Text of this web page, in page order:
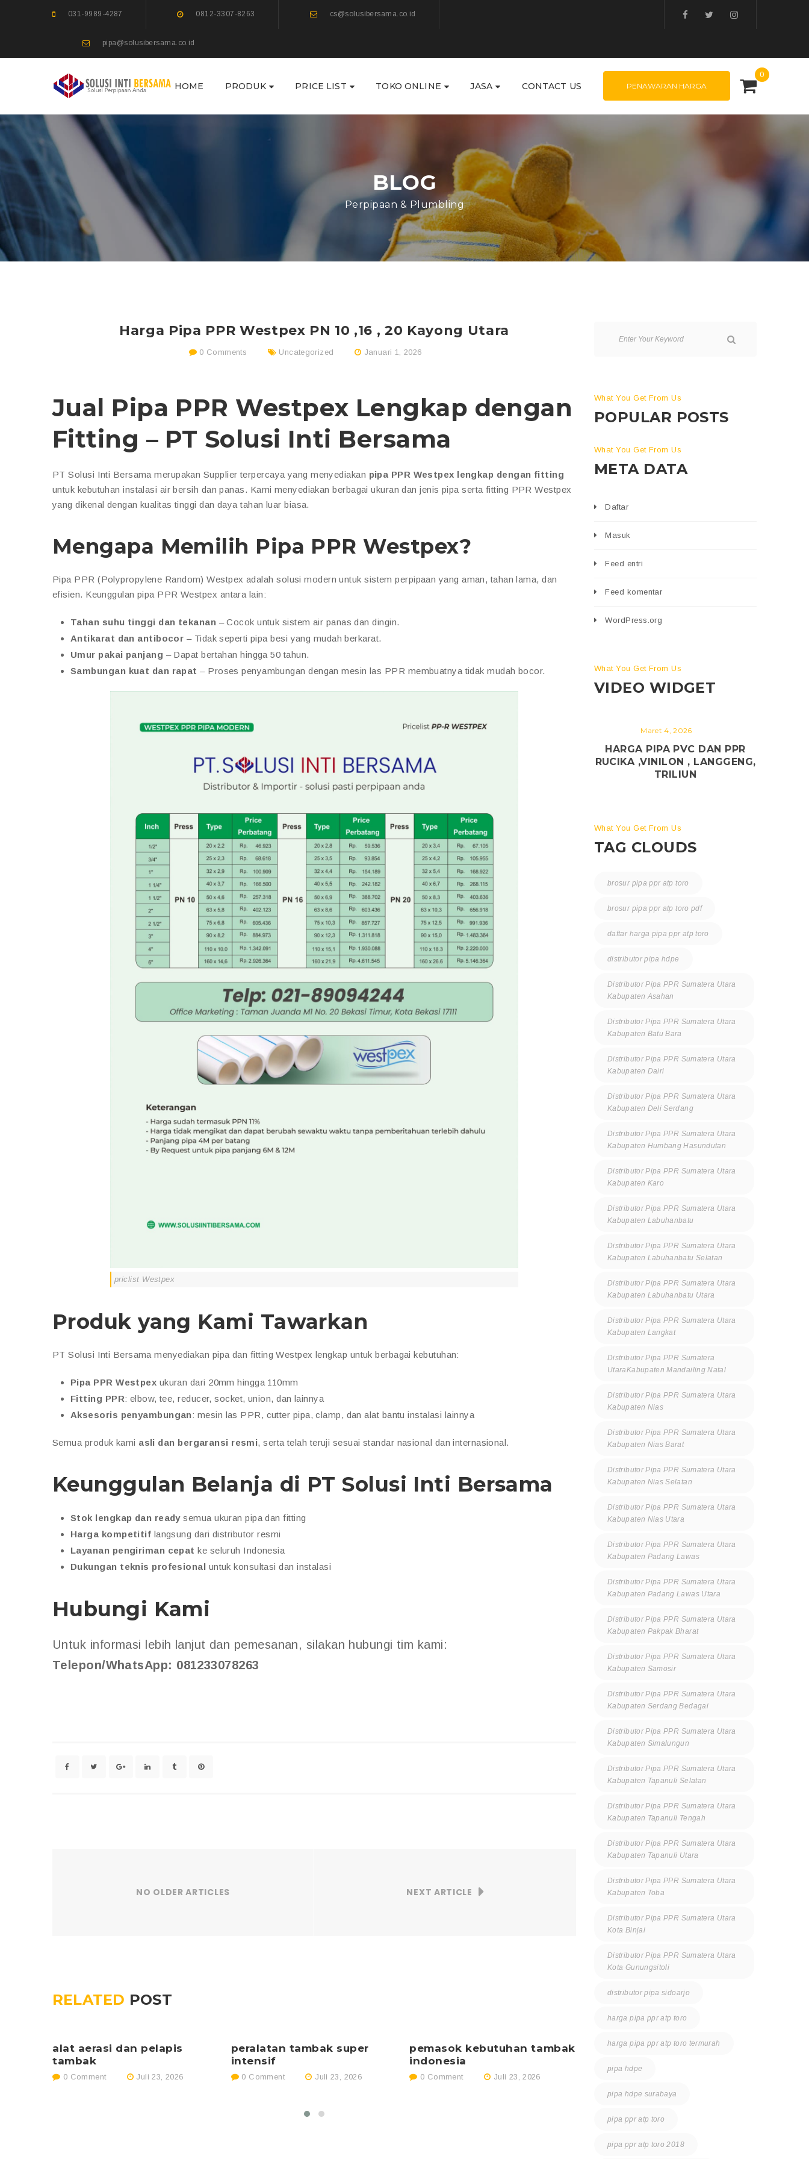
031-9989-4287 0812-3307-8263 cs@solusibersama.co.id
pipa@solusibersama.co.id
HOME PRODUK PRICE LIST TOKO ONLINE JASA CONTACT US PENAWARAN HARGA
0
BLOG
Perpipaan & Plumbling
Harga Pipa PPR Westpex PN 10 ,16 , 20 Kayong Utara
0 Comments Uncategorized Januari 1, 2026
Jual Pipa PPR Westpex Lengkap dengan
Fitting – PT Solusi Inti Bersama
PT Solusi Inti Bersama merupakan Supplier terpercaya yang menyediakan pipa PPR Westpex lengkap dengan fitting
untuk kebutuhan instalasi air bersih dan panas. Kami menyediakan berbagai ukuran dan jenis pipa serta fitting PPR Westpex
yang dikenal dengan kualitas tinggi dan daya tahan luar biasa.
Mengapa Memilih Pipa PPR Westpex?
Pipa PPR (Polypropylene Random) Westpex adalah solusi modern untuk sistem perpipaan yang aman, tahan lama, dan
efisien. Keunggulan pipa PPR Westpex antara lain:
Tahan suhu tinggi dan tekanan – Cocok untuk sistem air panas dan dingin.
Antikarat dan antibocor – Tidak seperti pipa besi yang mudah berkarat.
Umur pakai panjang – Dapat bertahan hingga 50 tahun.
Sambungan kuat dan rapat – Proses penyambungan dengan mesin las PPR membuatnya tidak mudah bocor.
priclist Westpex
Produk yang Kami Tawarkan
PT Solusi Inti Bersama menyediakan pipa dan fitting Westpex lengkap untuk berbagai kebutuhan:
Pipa PPR Westpex ukuran dari 20mm hingga 110mm
Fitting PPR: elbow, tee, reducer, socket, union, dan lainnya
Aksesoris penyambungan: mesin las PPR, cutter pipa, clamp, dan alat bantu instalasi lainnya
Semua produk kami asli dan bergaransi resmi, serta telah teruji sesuai standar nasional dan internasional.
Keunggulan Belanja di PT Solusi Inti Bersama
Stok lengkap dan readysemua ukuran pipa dan fitting
Harga kompetitif langsung dari distributor resmi
Layanan pengiriman cepat ke seluruh Indonesia
Dukungan teknis profesional untuk konsultasi dan instalasi
Hubungi Kami
Untuk informasi lebih lanjut dan pemesanan, silakan hubungi tim kami:
Telepon/WhatsApp: 081233078263
NO OLDER ARTICLES NEXT ARTICLE
RELATED POST
alat aerasi dan pelapis
tambak
0 Comment Juli 23, 2026
peralatan tambak super
intensif
0 Comment Juli 23, 2026
pemasok kebutuhan tambak
indonesia
0 Comment Juli 23, 2026
supplier sarana prasarana
What You Get From Us
POPULAR POSTS
What You Get From Us
META DATA
Daftar
Masuk
Feed entri
Feed komentar
WordPress.org
What You Get From Us
VIDEO WIDGET
Maret 4, 2026
HARGA PIPA PVC DAN PPR
RUCIKA ,VINILON , LANGGENG,
TRILIUN
What You Get From Us
TAG CLOUDS
brosur pipa ppr atp toro
brosur pipa ppr atp toro pdf
daftar harga pipa ppr atp toro
distributor pipa hdpe
Distributor Pipa PPR Sumatera Utara
Kabupaten Asahan
Distributor Pipa PPR Sumatera Utara
Kabupaten Batu Bara
Distributor Pipa PPR Sumatera Utara
Kabupaten Dairi
Distributor Pipa PPR Sumatera Utara
Kabupaten Deli Serdang
Distributor Pipa PPR Sumatera Utara
Kabupaten Humbang Hasundutan
Distributor Pipa PPR Sumatera Utara
Kabupaten Karo
Distributor Pipa PPR Sumatera Utara
Kabupaten Labuhanbatu
Distributor Pipa PPR Sumatera Utara
Kabupaten Labuhanbatu Selatan
Distributor Pipa PPR Sumatera Utara
Kabupaten Labuhanbatu Utara
Distributor Pipa PPR Sumatera Utara
Kabupaten Langkat
Distributor Pipa PPR Sumatera
UtaraKabupaten Mandailing Natal
Distributor Pipa PPR Sumatera Utara
Kabupaten Nias
Distributor Pipa PPR Sumatera Utara
Kabupaten Nias Barat
Distributor Pipa PPR Sumatera Utara
Kabupaten Nias Selatan
Distributor Pipa PPR Sumatera Utara
Kabupaten Nias Utara
Distributor Pipa PPR Sumatera Utara
Kabupaten Padang Lawas
Distributor Pipa PPR Sumatera Utara
Kabupaten Padang Lawas Utara
Distributor Pipa PPR Sumatera Utara
Kabupaten Pakpak Bharat
Distributor Pipa PPR Sumatera Utara
Kabupaten Samosir
Distributor Pipa PPR Sumatera Utara
Kabupaten Serdang Bedagai
Distributor Pipa PPR Sumatera Utara
Kabupaten Simalungun
Distributor Pipa PPR Sumatera Utara
Kabupaten Tapanuli Selatan
Distributor Pipa PPR Sumatera Utara
Kabupaten Tapanuli Tengah
Distributor Pipa PPR Sumatera Utara
Kabupaten Tapanuli Utara
Distributor Pipa PPR Sumatera Utara
Kabupaten Toba
Distributor Pipa PPR Sumatera Utara
Kota Binjai
Distributor Pipa PPR Sumatera Utara
Kota Gunungsitoli
distributor pipa sidoarjo
harga pipa ppr atp toro
harga pipa ppr atp toro termurah
pipa hdpe
pipa hdpe surabaya
pipa ppr atp toro
pipa ppr atp toro 2018